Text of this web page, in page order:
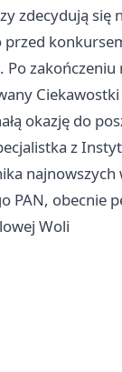
zdecydują
okazję do
z
PAN, obecnie
Woli